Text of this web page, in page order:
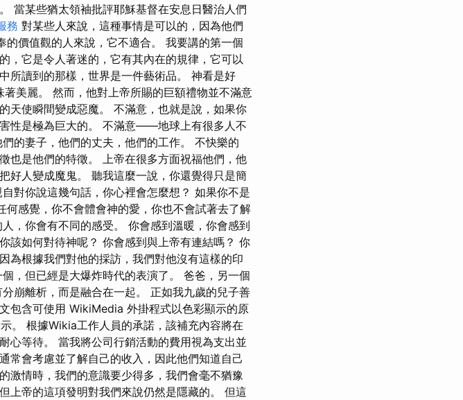
當某些猶太領袖批評耶穌基督在安息日醫治人們
務 對某些人來說，這種事情是可以的，因為他們
價值觀的人來說，它不適合。 我要講的第一個
，它是令人著迷的，它有其內在的規律，它可以
所讀到的那樣，世界是一件藝術品。 神看是好
美麗。 然而，他對上帝所賜的巨額禮物並不滿意
天使瞬間變成惡魔。 不滿意，也就是說，如果你
性是極為巨大的。 不滿意——地球上有很多人不
的妻子，他們的丈夫，他們的工作。 不快樂的
也是他們的特徵。 上帝在很多方面祝福他們，他
好人變成魔鬼。 聽我這麼一說，你還覺得只是簡
對你說這幾句話，你心裡會怎麼想？ 如果你不是
感覺，你不會體會神的愛，你也不會試著去了解
，你會有不同的感受。 你會感到溫暖，你會感到
該如何對待神呢？ 你會感到與上帝有連結嗎？ 你
為根據我們對他的採訪，我們對他沒有這樣的印
，但已經是大爆炸時代的表演了。 爸爸，另一個
崩離析，而是融合在一起。 正如我九歲的兒子善
包含可使用 WikiMedia 外掛程式以色彩顯示的原
。 根據Wikia工作人員的承諾，該補充內容將在
心等待。 當我將公司行銷活動的費用視為支出並
常會考慮並了解自己的收入，因此他們知道自己
激情時，我們的意識要少得多，我們會毫不猶豫
上帝的這項發明對我們來說仍然是隱藏的。 但這